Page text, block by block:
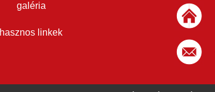
galéria
hasznos linkek